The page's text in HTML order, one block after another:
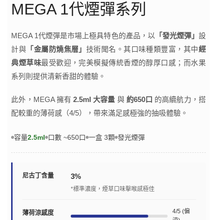
MEGA 1代煙彈系列
MEGA 1代煙彈是市場上極具特色的產品，以 「發光煙彈」 設
計與 「金屬防燒焦層」 技術聞名。其口味種類豐富，其中經
典煙草味最受歡迎，完美模擬傳統香煙的醇厚口感；而水果
系列則提供清新香甜的體驗。
此外，MEGA 擁有 2.5ml 大容量 與 約650口 的高續航力，搭
配較重的薄荷感（4/5），帶來滿足感極強的抽吸體驗。
容量2.5ml 口數 ~650口 一盒 3顆 發光煙彈
尼古丁含量 3%
*標準濃度，煙草口味擊喉感極佳
薄荷涼感度
4/5 (偏